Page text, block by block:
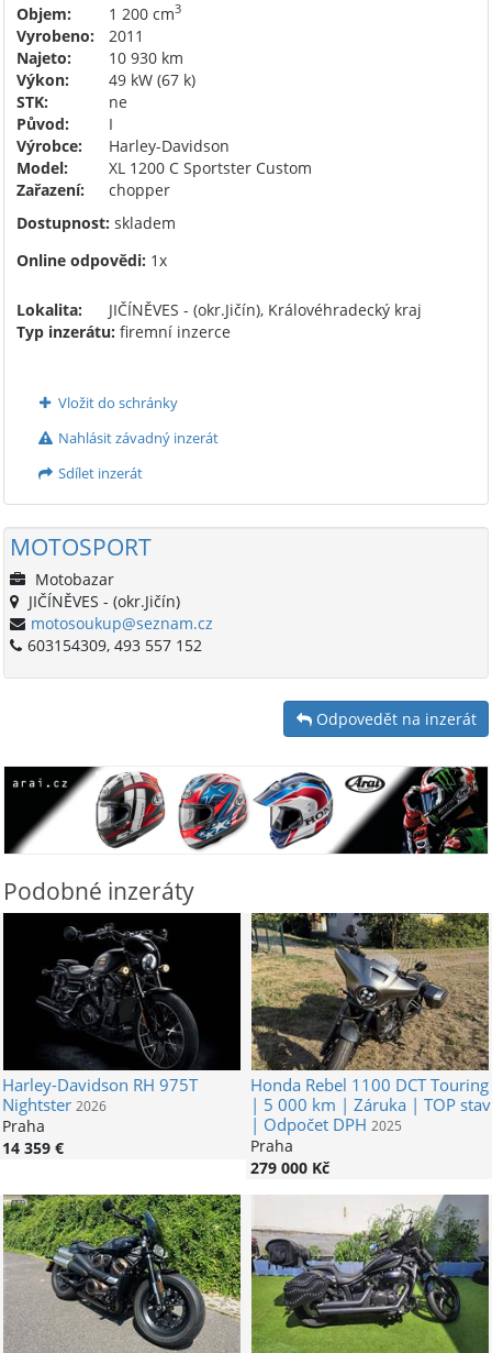
Objem: 1 200 cm3
Vyrobeno:
2011
Najeto:
10 930 km
Výkon:
49 kW (67 k)
STK:
ne
Původ:
I
Výrobce:
Harley-Davidson
Model:
XL 1200 C Sportster Custom
Zařazení:
chopper
Dostupnost: skladem
Online odpovědi: 1x
Lokalita:
JIČÍNĚVES - (okr.Jičín), Královéhradecký kraj
Typ inzerátu: firemní inzerce
Vložit do schránky
Nahlásit závadný inzerát
Sdílet inzerát
MOTOSPORT
Motobazar
JIČÍNĚVES - (okr.Jičín)
motosoukup@seznam.cz
603154309, 493 557 152
Odpovedět na inzerát
Podobné inzeráty
Harley-Davidson RH 975T
Nightster 2026
Praha
14 359 €
HondaRebel 1100 DCT Touring
| 5 000 km | Záruka | TOP stav
| Odpočet DPH 2025
Praha
279 000 Kč